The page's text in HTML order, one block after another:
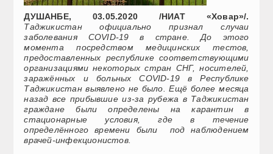
ДУШАНБЕ, 03.05.2020 /НИАТ «Ховар»/.
Таджикистан официально признал случаи
заболевания COVID-19 в стране. До этого
момента посредством медицинских тестов,
предоставленных республике соответствующими
организациями некоторых стран СНГ, носителей,
заражённых и больных COVID-19 в Республике
Таджикистан выявлено не было. Ещё более месяца
назад все прибывшие из-за рубежа в Таджикистан
граждане были определены на карантин в
стационарные условия, где в течение
определённого времени были под наблюдением
врачей-инфекционистов.